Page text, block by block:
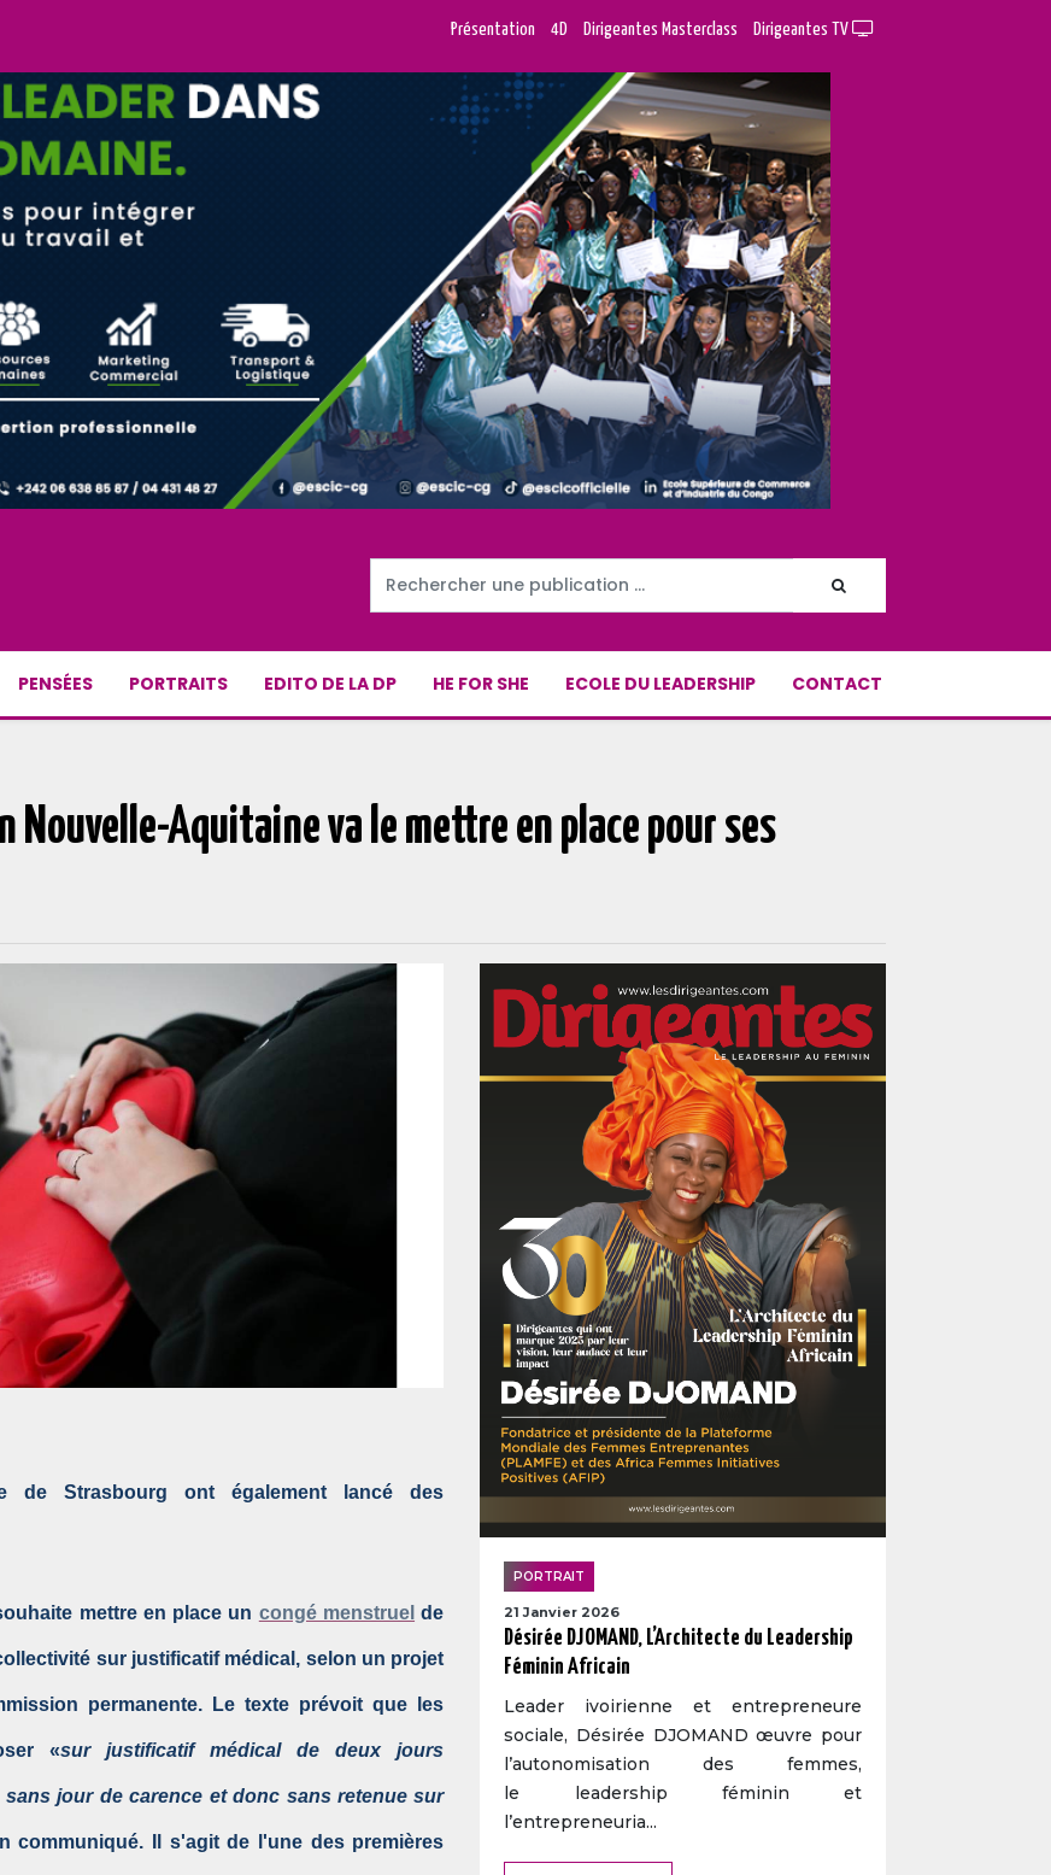
Présentation 4D Dirigeantes Masterclass Dirigeantes TV
PENSÉES PORTRAITS EDITO DE LA DP HE FOR SHE ECOLE DU LEADERSHIP CONTACT
Nouvelle-Aquitaine va le mettre en place pour ses
de Strasbourg ont également lancé des
mettre en place un congé menstruel de
sur justificatif médical, selon un projet
permanente. Le texte prévoit que les
«sur justificatif médical de deux jours
jour de carence et donc sans retenue sur
communiqué. Il s'agit de l'une des premières
PORTRAIT
21 Janvier 2026
Désirée DJOMAND, L’Architecte du Leadership
Féminin Africain
Leader ivoirienne et entrepreneure
sociale, Désirée DJOMAND œuvre pour
l’autonomisation des femmes,
le leadership féminin et
l’entrepreneuria...